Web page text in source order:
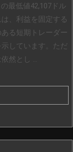
最低値42,107ドル
、利益を固定する
る短期トレーダー
しています。ただ
然とし ...